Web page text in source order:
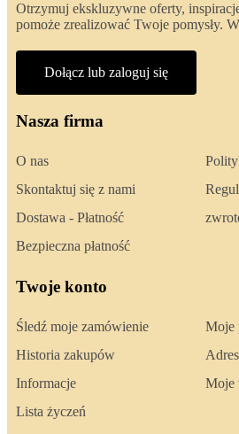
Otrzymuj ekskluzywne oferty,
pomoże zrealizować Twoje pomysły.
Dołącz lub zaloguj się
Nasza firma
O nas
Skontaktuj się z nami
Dostawa - Płatność
Bezpieczna płatność
Twoje konto
Śledź moje zamówienie
Historia zakupów
Informacje
Lista życzeń
Moje
Moje